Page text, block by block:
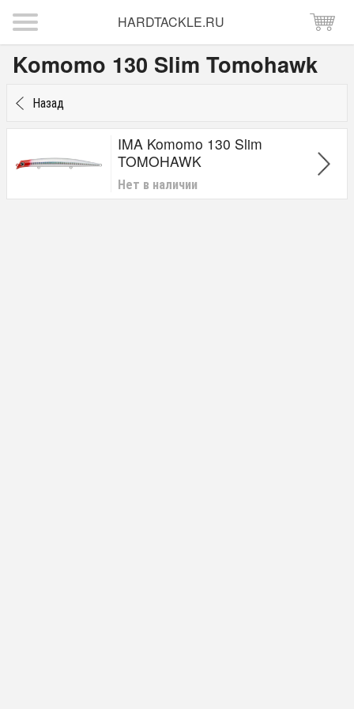
HARDTACKLE.RU
Komomo 130 Slim Tomohawk
Назад
IMA Komomo 130 Slim
TOMOHAWK
Нет в наличии